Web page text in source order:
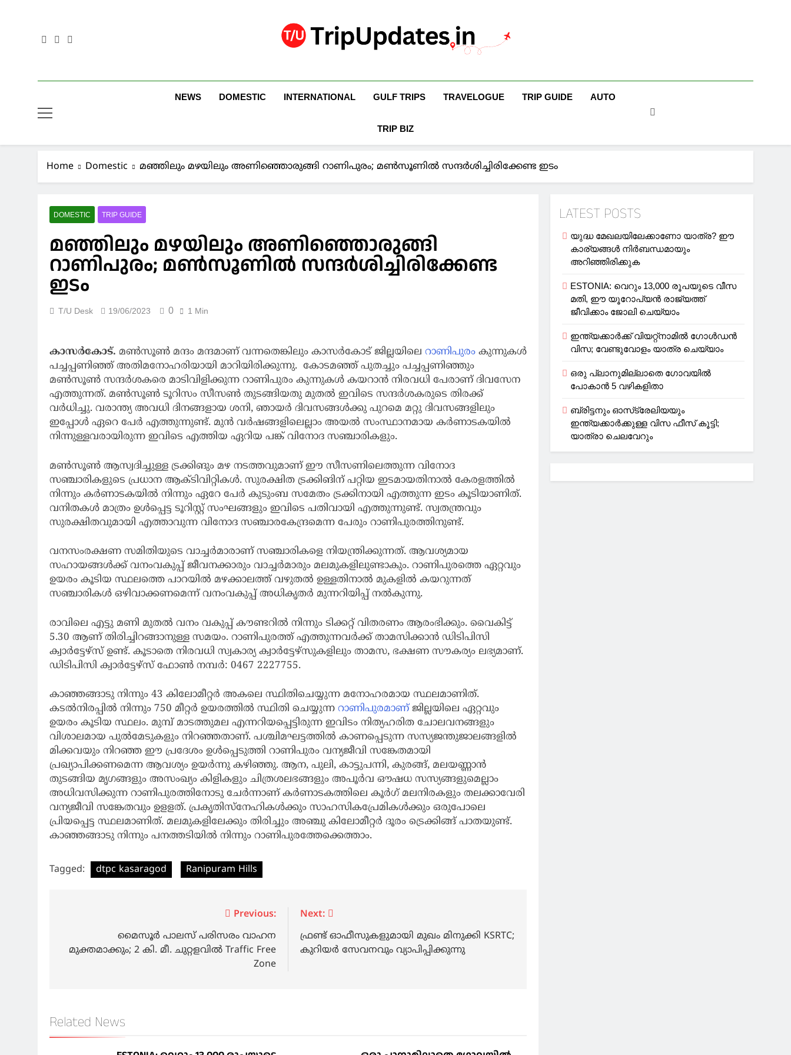
Trip Updates
NEWS DOMESTIC INTERNATIONAL GULF TRIPS TRAVELOGUE TRIP GUIDE AUTO
TRIP BIZ
Home Domestic മഞ്ഞിലും മഴയിലും അണിഞ്ഞൊരുങ്ങി റാണിപുരം; മൺസൂണിൽ സന്ദർശിച്ചിരിക്കേണ്ട ഇടം
DOMESTIC TRIP GUIDE
മഞ്ഞിലും മഴയിലും അണിഞ്ഞൊരുങ്ങി
റാണിപുരം; മൺസൂണിൽ സന്ദർശിച്ചിരിക്കേണ്ട
ഇടം
T/U Desk 19/06/2023 0 1 Min
കാസർകോട്. മൺസൂൺ മന്ദം മന്ദമാണ് വന്നതെങ്കിലും കാസർകോട് ജില്ലയിലെ റാണിപുരം കുന്നുകൾ
പച്ചപ്പണിഞ്ഞ് അതിമനോഹരിയായി മാറിയിരിക്കുന്നു. കോടമഞ്ഞ് പുതച്ചും പച്ചപ്പണിഞ്ഞും
മൺസൂൺ സന്ദർശകരെ മാടിവിളിക്കുന്ന റാണിപുരം കുന്നുകൾ കയറാൻ നിരവധി പേരാണ് ദിവസേന
എത്തുന്നത്. മൺസൂൺ ടൂറിസം സീസൺ തുടങ്ങിയതു മുതൽ ഇവിടെ സന്ദർശകരുടെ തിരക്ക്
വർധിച്ചു. വരാന്ത്യ അവധി ദിനങ്ങളായ ശനി, ഞായർ ദിവസങ്ങൾക്കു പുറമെ മറ്റു ദിവസങ്ങളിലും
ഇപ്പോൾ ഏറെ പേർ എത്തുന്നുണ്ട്. മുൻ വർഷങ്ങളിലെല്ലാം അയൽ സംസ്ഥാനമായ കർണാടകയിൽ
നിന്നുള്ളവരായിരുന്ന ഇവിടെ എത്തിയ ഏറിയ പങ്ക് വിനോദ സഞ്ചാരികളും.
മൺസൂൺ ആസ്വദിച്ചുള്ള ട്രക്കിങും മഴ നടത്തവുമാണ് ഈ സീസണിലെത്തുന്ന വിനോദ
സഞ്ചാരികളുടെ പ്രധാന ആക്ടിവിറ്റികൾ. സുരക്ഷിത ട്രക്കിങിന് പറ്റിയ ഇടമായതിനാൽ കേരളത്തിൽ
നിന്നും കർണാടകയിൽ നിന്നും ഏറേ പേർ കുടുംബ സമേതം ട്രക്കിനായി എത്തുന്ന ഇടം കൂടിയാണിത്.
വനിതകൾ മാത്രം ഉൾപ്പെട്ട ടൂറിസ്റ്റ് സംഘങ്ങളും ഇവിടെ പതിവായി എത്തുന്നുണ്ട്. സ്വതന്ത്രവും
സുരക്ഷിതവുമായി എത്താവുന്ന വിനോദ സഞ്ചാരകേന്ദ്രമെന്ന പേരും റാണിപുരത്തിനുണ്ട്.
വനസംരക്ഷണ സമിതിയുടെ വാച്ചർമാരാണ് സഞ്ചാരികളെ നിയന്ത്രിക്കുന്നത്. ആവശ്യമായ
സഹായങ്ങൾക്ക് വനംവകുപ്പ് ജീവനക്കാരും വാച്ചർമാരും മലമുകളിലുണ്ടാകും. റാണിപുരത്തെ ഏറ്റവും
ഉയരം കൂടിയ സ്ഥലത്തെ പാറയിൽ മഴക്കാലത്ത് വഴുതൽ ഉള്ളതിനാൽ മുകളിൽ കയറുന്നത്
സഞ്ചാരികൾ ഒഴിവാക്കണമെന്ന് വനംവകുപ്പ് അധികൃതർ മുന്നറിയിപ്പ് നൽകുന്നു.
രാവിലെ എട്ടു മണി മുതൽ വനം വകുപ്പ് കൗണ്ടറിൽ നിന്നും ടിക്കറ്റ് വിതരണം ആരംഭിക്കും. വൈകിട്ട്
5.30 ആണ് തിരിച്ചിറങ്ങാനുള്ള സമയം. റാണിപുരത്ത് എത്തുന്നവർക്ക് താമസിക്കാൻ ഡി‍ടിപിസി
ക്വാർട്ടേഴ്സ് ഉണ്ട്. കൂടാതെ നിരവധി സ്വകാര്യ ക്വാർട്ടേഴ്സുകളിലും താമസ, ഭക്ഷണ സൗകര്യം ലഭ്യമാണ്.
ഡിടിപിസി ക്വാർട്ടേഴ്സ് ഫോൺ നമ്പർ: 0467 2227755.
കാഞ്ഞങ്ങാടു നിന്നും 43 കിലോമീറ്റര്‍ അകലെ സ്ഥിതിചെയ്യുന്ന മനോഹരമായ സ്ഥലമാണിത്‌.
കടല്‍നിരപ്പില്‍ നിന്നും 750 മീറ്റര്‍ ഉയരത്തില്‍ സ്ഥിതി ചെയ്യുന്ന റാണിപുരമാണ്‌ജില്ലയിലെ ഏറ്റവും
ഉയരം കൂടിയ സ്ഥലം. മുമ്പ്‌ മാടത്തുമല എന്നറിയപ്പെട്ടിരുന്ന ഇവിടം നിത്യഹരിത ചോലവനങ്ങളും
വിശാലമായ പുല്‍മേടുകളും നിറഞ്ഞതാണ്‌. പശ്ചിമഘട്ടത്തില്‍ കാണപ്പെടുന്ന സസ്യജന്തുജാലങ്ങളില്‍
മിക്കവയും നിറഞ്ഞ ഈ പ്രദേശം ഉള്‍പ്പെടുത്തി റാണിപുരം വന്യജീവി സങ്കേതമായി
പ്രഖ്യാപിക്കണമെന്ന ആവശ്യം ഉയര്‍ന്നു കഴിഞ്ഞു. ആന, പുലി, കാട്ടുപന്നി, കുരങ്ങ്‌, മലയണ്ണാന്‍
തുടങ്ങിയ മൃഗങ്ങളും അസംഖ്യം കിളികളും ചിത്രശലഭങ്ങളും അപൂര്‍വ ഔഷധ സസ്യങ്ങളുമെല്ലാം
അധിവസിക്കുന്ന റാണിപുരത്തിനോടു ചേര്‍ന്നാണ്‌ കര്‍ണാടകത്തിലെ കൂര്‍ഗ്‌ മലനിരകളും തലക്കാവേരി
വന്യജീവി സങ്കേതവും ഉളളത്‌. പ്രകൃതിസ്‌നേഹികള്‍ക്കും സാഹസികപ്രേമികള്‍ക്കും ഒരുപോലെ
പ്രിയപ്പെട്ട സ്ഥലമാണിത്‌. മലമുകളിലേക്കും തിരിച്ചും അഞ്ചു കിലോമീറ്റര്‍ ദൂരം ട്രെക്കിങ്ങ്‌ പാതയുണ്ട്‌.
കാഞ്ഞങ്ങാടു നിന്നും പനത്തടിയില്‍ നിന്നും റാണിപുരത്തേക്കെത്താം.
Tagged: dtpc kasaragod Ranipuram Hills
navigation
Previous:
മൈസൂര്‍ പാലസ് പരിസരം വാഹന
മുക്തമാക്കും; 2 കി. മീ. ചുറ്റളവില്‍ Traffic Free
Zone
Next:
ഫ്രണ്ട് ഓഫീസുകളുമായി മുഖം മിനുക്കി KSRTC;
കുറിയർ സേവനവും വ്യാപിപ്പിക്കുന്നു
Related News
LATEST POSTS
യുദ്ധ മേഖലയിലേക്കാണോ യാത്ര? ഈ
കാര്യങ്ങള്‍ നിര്‍ബന്ധമായും
അറിഞ്ഞിരിക്കുക
ESTONIA: വെറും 13,000 രൂപയുടെ വീസ
മതി, ഈ യൂറോപ്യന്‍ രാജ്യത്ത്
ജീവിക്കാം ജോലി ചെയ്യാം
ഇന്ത്യക്കാർക്ക് വിയറ്റ്‌നാമില്‍ ഗോള്‍ഡന്‍
വിസ; വേണ്ടുവോളം യാത്ര ചെയ്യാം
ഒരു പ്ലാനുമില്ലാതെ ഗോവയില്‍
പോകാൻ 5 വഴികളിതാ
ബ്രിട്ടനും ഓസ്‌ട്രേലിയയും
ഇന്ത്യക്കാര്‍ക്കുള്ള വിസ ഫീസ് കൂട്ടി;
യാത്രാ ചെലവേറും